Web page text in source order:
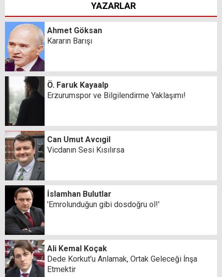
YAZARLAR
Ahmet Göksan
Kararın Barışı
Ö. Faruk Kayaalp
Erzurumspor ve Bilgilendirme Yaklaşımı!
Can Umut Avcıgil
Vicdanın Sesi Kısılırsa
İslamhan Bulutlar
'Emrolunduğun gibi dosdoğru ol!'
Ali Kemal Koçak
Dede Korkut'u Anlamak, Ortak Geleceği İnşa
Etmektir